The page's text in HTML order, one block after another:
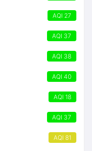
AQI 27
AQI 37
AQI 38
AQI 40
AQI 18
AQI 37
AQI 81